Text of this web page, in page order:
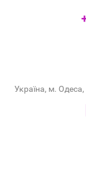
Україна, м.